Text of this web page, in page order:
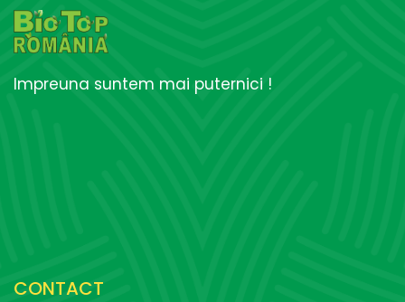
Impreuna suntem mai puternici !
CONTACT